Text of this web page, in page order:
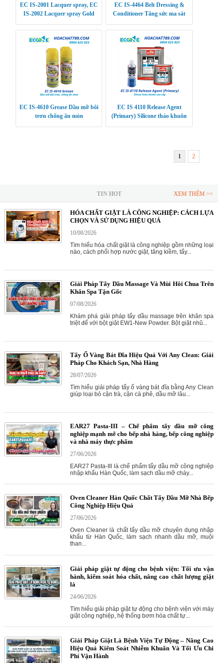
EC IS-2001 Lacquer spray, EC
IS-2002 Lacquer spray Gold
gỗ và thép
EC IS-4464 Belt Dressing &
Conditioner Tăng sức ma sát
EC IS-4610 Grease Dầu mỡ bôi
trơn chống ăn mòn
EC IS 4110 Release Agent
(Primary) Silicone tháo khuôn
1 2
TIN HOT XEM THÊM >>
HÓA CHẤT GIẶT LÀ CÔNG NGHIỆP: CÁCH LỰA
CHỌN VÀ SỬ DỤNG HIỆU QUẢ
10/08/2026
Tìm hiểu hóa chất giặt là công nghiệp gồm những loại
nào, cách phối hợp nước giặt, tăng kiềm, tẩy...
Giải Pháp Tẩy Dầu Massage Và Mùi Hôi Chua Trên
Khăn Spa Tận Gốc
07/08/2026
Khám phá giải pháp tẩy dầu massage trên khăn spa
triệt để với bột giặt EW1-New Powder. Bột giặt nhũ...
Tẩy Ố Vàng Bát Đĩa Hiệu Quả Với Any Clean: Giải
Pháp Cho Khách Sạn, Nhà Hàng
28/07/2026
Tìm hiểu giải pháp tẩy ố vàng bát đĩa bằng Any Clean
giúp loại bỏ cặn trà, cặn cà phê, dầu mỡ lâu...
EAR27 Pasta-III – Chế phẩm tẩy dầu mỡ công
nghiệp mạnh mẽ cho bếp nhà hàng, bếp công nghiệp
và nhà máy thực phẩm
27/06/2026
EAR27 Pasta-III là chế phẩm tẩy dầu mỡ công nghiệp
nhập khẩu Hàn Quốc, làm sạch dầu mỡ cháy...
Oven Cleaner Hàn Quốc Chất Tẩy Dầu Mỡ Nhà Bếp
Công Nghiệp Hiệu Quả
27/06/2026
Oven Cleaner là chất tẩy dầu mỡ chuyên dụng nhập
khẩu từ Hàn Quốc, làm sạch nhanh dầu mỡ, muội
than...
Giải pháp giặt tự động cho bệnh viện: Tối ưu vận
hành, kiểm soát hóa chất, nâng cao chất lượng giặt
là
24/06/2026
Tìm hiểu giải pháp giặt tự động cho bệnh viện với máy
giặt công nghiệp, hệ thống bơm hóa chất tự...
Giải Pháp Giặt Là Bệnh Viện Tự Động – Nâng Cao
Hiệu Quả Kiểm Soát Nhiễm Khuẩn Và Tối Ưu Chi
Phí Vận Hành